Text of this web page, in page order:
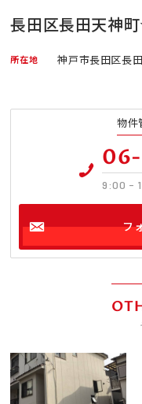
長田区長田天神
所在地 神戸市長田区長
物件
9:00 -
フ